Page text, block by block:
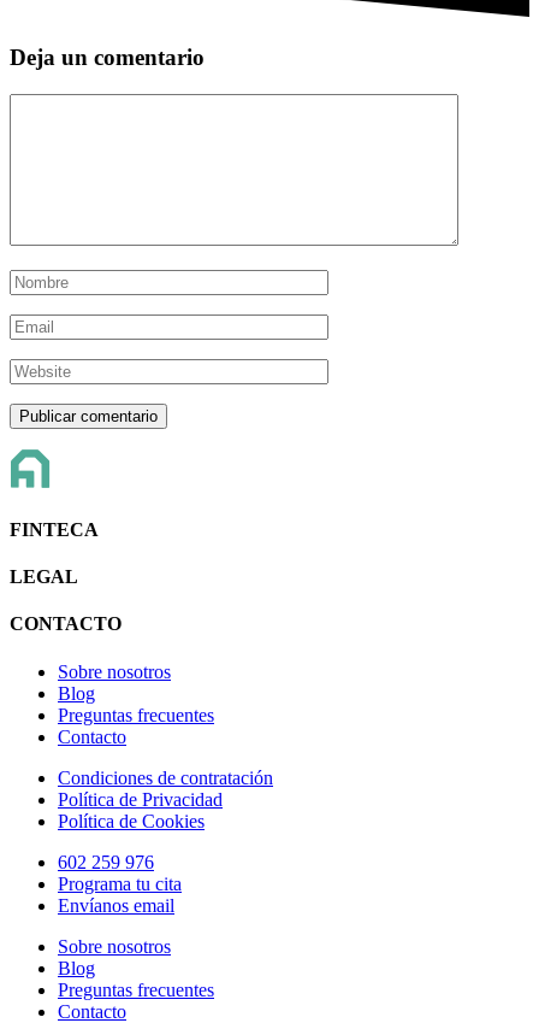
Deja un comentario
FINTECA
LEGAL
CONTACTO
Sobre nosotros
Blog
Preguntas frecuentes
Contacto
Condiciones de contratación
Política de Privacidad
Política de Cookies
602 259 976
Programa tu cita
Envíanos email
Sobre nosotros
Blog
Preguntas frecuentes
Contacto